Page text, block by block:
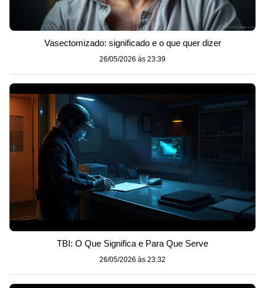
Vasectomizado: significado e o que quer dizer
26/05/2026 às 23:39
TBI: O Que Significa e Para Que Serve
26/05/2026 às 23:32